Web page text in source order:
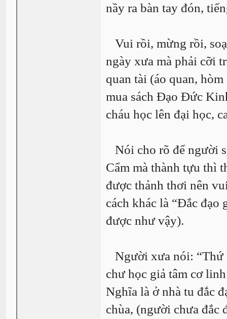
nầy ra bàn tay đón,
Vui rồi, mừng rồi,
ngày xưa mà phải cỡi
quan tài (áo quan,
mua sách Đạo Đức
cháu học lên đại học,
Nói cho rõ để người
Cẩm mà thành tựu thì
được thảnh thơi nên
cách khác là “Đắc
được như vậy).
Người xưa nói: “Thứ
chư học giả tâm cơ
Nghĩa là ở nhà tu đắc
chùa, (người chưa đắc